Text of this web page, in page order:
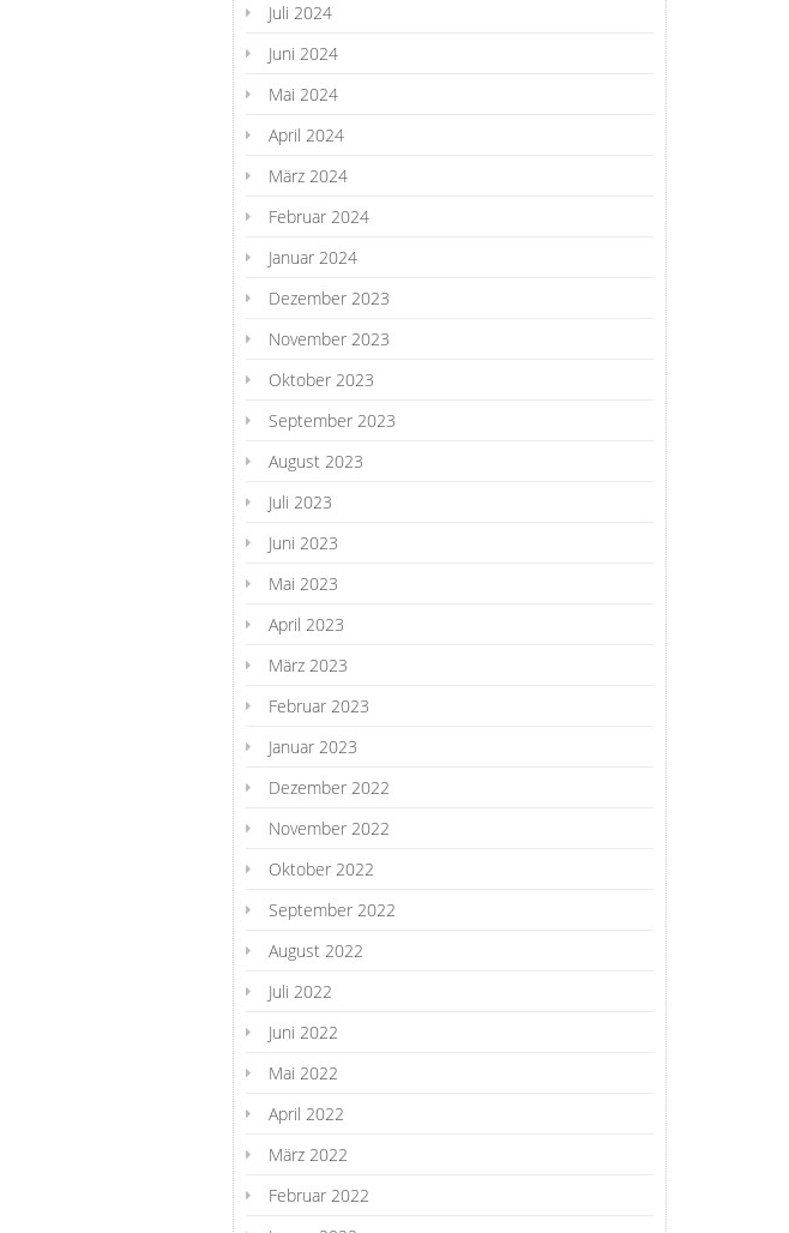
Juli 2024
Juni 2024
Mai 2024
April 2024
März 2024
Februar 2024
Januar 2024
Dezember 2023
November 2023
Oktober 2023
September 2023
August 2023
Juli 2023
Juni 2023
Mai 2023
April 2023
März 2023
Februar 2023
Januar 2023
Dezember 2022
November 2022
Oktober 2022
September 2022
August 2022
Juli 2022
Juni 2022
Mai 2022
April 2022
März 2022
Februar 2022